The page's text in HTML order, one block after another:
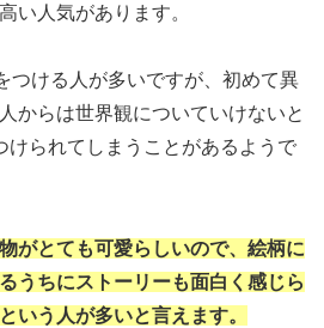
い人気があります。
つける人が多いですが、初めて異
からは世界観についていけないと
けられてしまうことがあるようで
がとても可愛らしいので、絵柄に
うちにストーリーも面白く感じら
いう人が多いと言えます。